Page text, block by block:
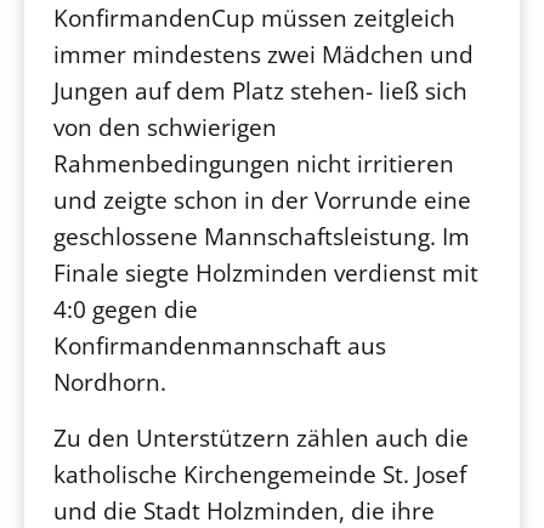
KonfirmandenCup müssen zeitgleich
immer mindestens zwei Mädchen und
Jungen auf dem Platz stehen- ließ sich
von den schwierigen
Rahmenbedingungen nicht irritieren
und zeigte schon in der Vorrunde eine
geschlossene Mannschaftsleistung. Im
Finale siegte Holzminden verdienst mit
4:0 gegen die
Konfirmandenmannschaft aus
Nordhorn.
Zu den Unterstützern zählen auch die
katholische Kirchengemeinde St. Josef
und die Stadt Holzminden, die ihre